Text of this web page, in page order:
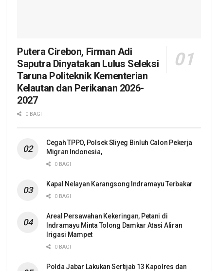
Putera Cirebon, Firman Adi
Saputra Dinyatakan Lulus Seleksi
Taruna Politeknik Kementerian
Kelautan dan Perikanan 2026-
2027
0 BAGI
Cegah TPPO, Polsek Sliyeg Binluh Calon Pekerja
Migran Indonesia,
0 BAGI
Kapal Nelayan Karangsong Indramayu Terbakar
0 BAGI
Areal Persawahan Kekeringan, Petani di
Indramayu Minta Tolong Damkar Atasi Aliran
Irigasi Mampet
0 BAGI
Polda Jabar Lakukan Sertijab 13 Kapolres dan